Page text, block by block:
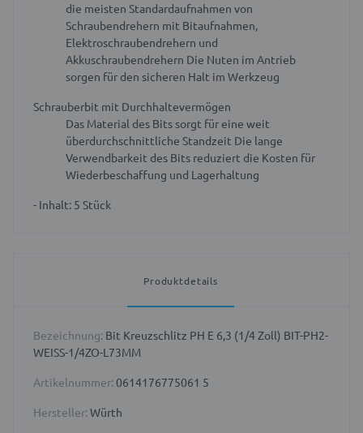
die meisten Standardaufnahmen von
Schraubendrehern mit Bitaufnahmen,
Elektroschraubendrehern und
Akkuschraubendrehern Die Nuten im Antrieb
sorgen für den sicheren Halt im Werkzeug
Schrauberbit mit Durchhaltevermögen
Das Material des Bits sorgt für eine weit
überdurchschnittliche Standzeit Die lange
Verwendbarkeit des Bits reduziert die Kosten für
Wiederbeschaffung und Lagerhaltung
- Inhalt: 5 Stück
Produktdetails
Bezeichnung: Bit Kreuzschlitz PH E 6,3 (1/4 Zoll) BIT-PH2-
WEISS-1/4ZO-L73MM
Artikelnummer: 0614176775061 5
Hersteller: Würth